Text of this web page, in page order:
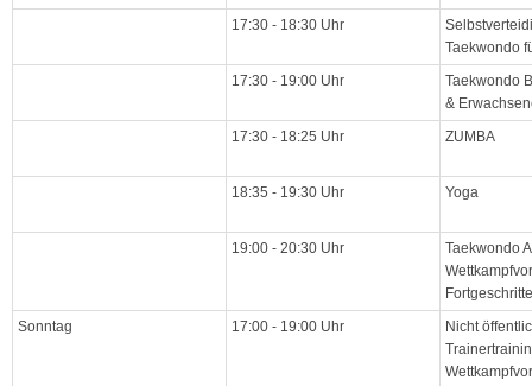
17:30 - 18:30 Uhr
Taekwondo
17:30 - 19:00 Uhr
Taekwondo
&
17:30 - 18:25 Uhr
ZUMBA
18:35 - 19:30 Uhr Yoga
19:00 - 20:30 Uhr
Taekwondo
Sonntag
17:00 - 19:00 Uhr
Nicht